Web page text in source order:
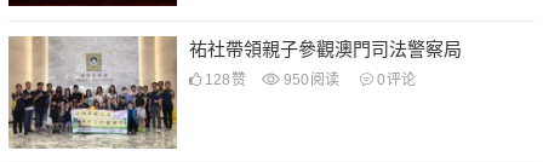
祐社帶領親子參觀澳門司法警察局
128 赞 950 阅读 0评论